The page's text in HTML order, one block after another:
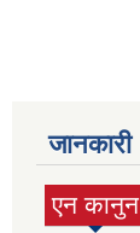
जानकारी
एन कानुन
(active